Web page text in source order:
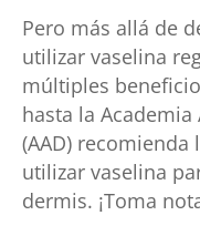
Pero más allá de
utilizar vaselina
múltiples
hasta la
(AAD)
utilizar vaselina
dermis. ¡Toma